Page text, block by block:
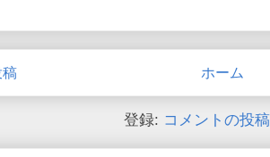
稿 ホーム
登録: コメントの投